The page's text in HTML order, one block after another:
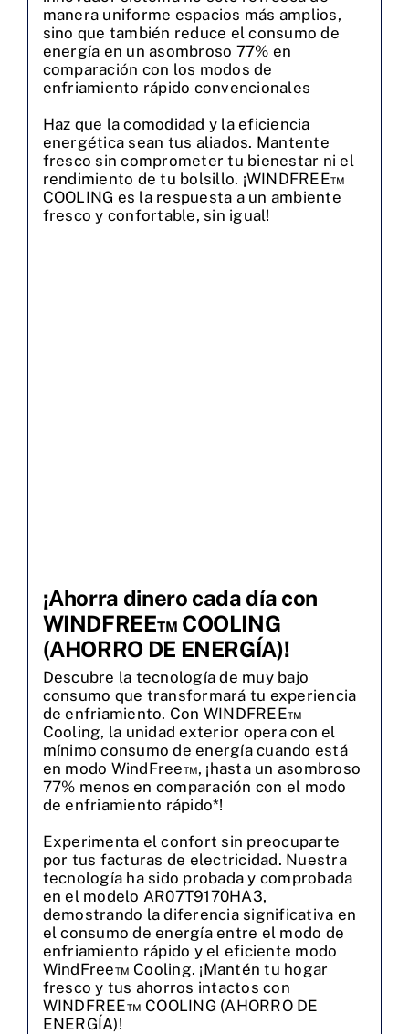
manera uniforme espacios más amplios,
sino que también reduce el consumo de
energía en un asombroso 77% en
comparación con los modos de
enfriamiento rápido convencionales
Haz que la comodidad y la eficiencia
energética sean tus aliados. Mantente
fresco sin comprometer tu bienestar ni el
rendimiento de tu bolsillo. ¡WINDFREE™
COOLING es la respuesta a un ambiente
fresco y confortable, sin igual!
¡Ahorra dinero cada día con
WINDFREE™ COOLING
(AHORRO DE ENERGÍA)!
Descubre la tecnología de muy bajo
consumo que transformará tu experiencia
de enfriamiento. Con WINDFREE™
Cooling, la unidad exterior opera con el
mínimo consumo de energía cuando está
en modo WindFree™, ¡hasta un asombroso
77% menos en comparación con el modo
de enfriamiento rápido*!
Experimenta el confort sin preocuparte
por tus facturas de electricidad. Nuestra
tecnología ha sido probada y comprobada
en el modelo AR07T9170HA3,
demostrando la diferencia significativa en
el consumo de energía entre el modo de
enfriamiento rápido y el eficiente modo
WindFree™ Cooling. ¡Mantén tu hogar
fresco y tus ahorros intactos con
WINDFREE™ COOLING (AHORRO DE
ENERGÍA)!